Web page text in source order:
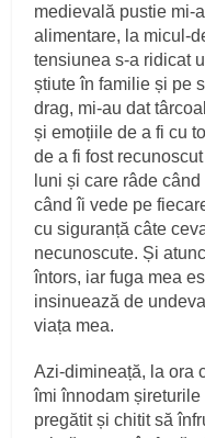
medievală pustie mi-
alimentare, la micul-
tensiunea s-a ridicat
știute în familie și pe
drag, mi-au dat
și emoțiile de a fi cu
de a fi fost
luni și care râde
când îi vede pe
cu siguranță câte
necunoscute. Și
întors, iar fuga mea
insinuează de
viața mea.
Azi-dimineață, la ora
îmi înnodam
pregătit și chitit să